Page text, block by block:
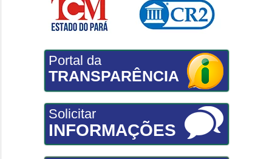
Portal da
TRANSPARÊNCIA
Solicitar
INFORMAÇÕES